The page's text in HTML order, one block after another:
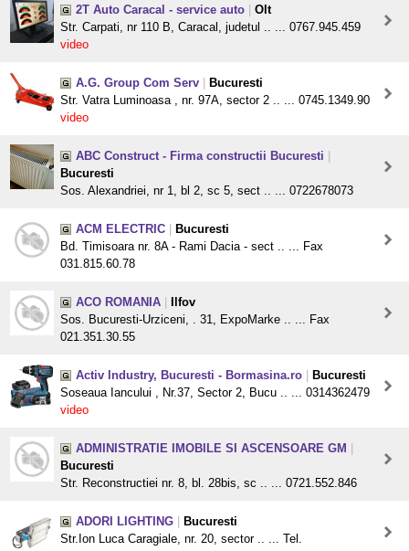
2T Auto Caracal - service auto
Olt
Str. Carpati, nr 110 B, Caracal, judetul .. ... 0767.945.459
video
A.G. Group Com Serv
Bucuresti
Str. Vatra Luminoasa , nr. 97A, sector 2 .. ... 0745.1349.90
video
ABC Construct - Firma constructii Bucuresti
Bucuresti
Sos. Alexandriei, nr 1, bl 2, sc 5, sect .. ... 0722678073
ACM ELECTRIC
Bucuresti
Bd. Timisoara nr. 8A - Rami Dacia - sect .. ... Fax
031.815.60.78
ACO ROMANIA
Ilfov
Sos. Bucuresti-Urziceni, . 31, ExpoMarke .. ... Fax
021.351.30.55
Activ Industry, Bucuresti - Bormasina.ro
Bucuresti
Soseaua Iancului , Nr.37, Sector 2, Bucu .. ... 0314362479
video
ADMINISTRATIE IMOBILE SI ASCENSOARE GM
Bucuresti
Str. Reconstructiei nr. 8, bl. 28bis, sc .. ... 0721.552.846
ADORI LIGHTING
Bucuresti
Str.Ion Luca Caragiale, nr. 20, sector .. ... Tel.